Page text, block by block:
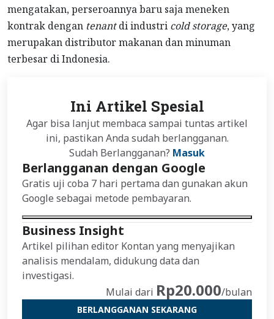
mengatakan, perseroannya baru saja meneken
kontrak dengan tenantdi industri cold storage, yang
merupakan distributor makanan dan minuman
terbesar di Indonesia.
Ini Artikel Spesial
Agar bisa lanjut membaca sampai tuntas artikel
ini, pastikan Anda sudah berlangganan.
Sudah Berlangganan? Masuk
Berlangganan dengan Google
Gratis uji coba 7 hari pertama dan gunakan akun
Google sebagai metode pembayaran.
Business Insight
Artikel pilihan editor Kontan yang menyajikan
analisis mendalam, didukung data dan
investigasi.
Mulai dari Rp20.000/bulan
BERLANGGANAN SEKARANG